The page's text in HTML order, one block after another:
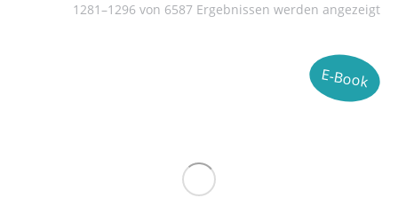
1281–1296 von 6587 Ergebnissen werden angezeigt
E-Book